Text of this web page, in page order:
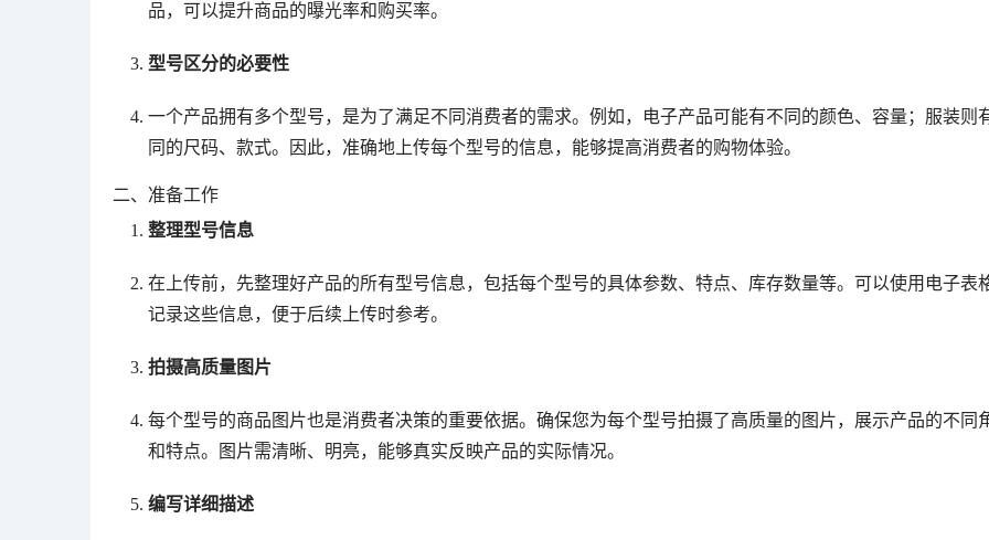
品，可以提升商品的曝光率和购买率。
型号区分的必要性
一个产品拥有多个型号，是为了满足不同消费者的需求。例如，电子产品可能有不同的颜色、容量；服装则
同的尺码、款式。因此，准确地上传每个型号的信息，能够提高消费者的购物体验。
二、准备工作
整理型号信息
在上传前，先整理好产品的所有型号信息，包括每个型号的具体参数、特点、库存数量等。可以使用电子表
记录这些信息，便于后续上传时参考。
拍摄高质量图片
每个型号的商品图片也是消费者决策的重要依据。确保您为每个型号拍摄了高质量的图片，展示产品的不同
和特点。图片需清晰、明亮，能够真实反映产品的实际情况。
编写详细描述